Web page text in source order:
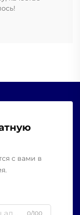
с вами в
0/100